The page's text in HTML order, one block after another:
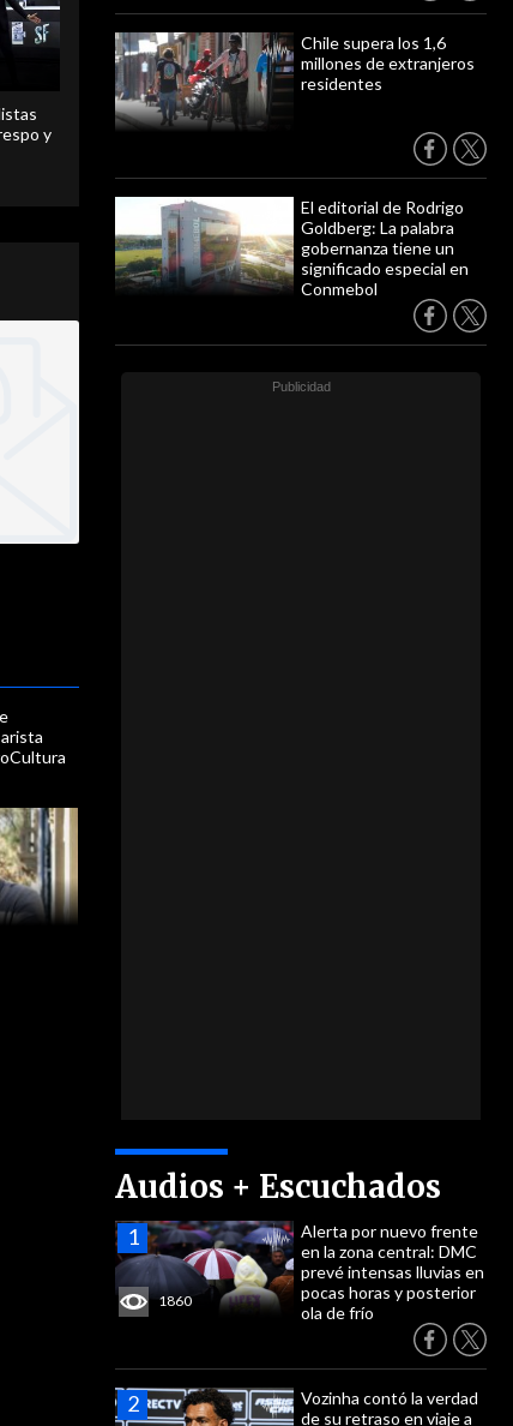
Chile supera los 1,6
millones de extranjeros
residentes
El editorial de Rodrigo
Goldberg: La palabra
gobernanza tiene un
significado especial en
Conmebol
Audios + Escuchados
1860
Alerta por nuevo frente
en la zona central: DMC
prevé intensas lluvias en
pocas horas y posterior
ola de frío
Vozinha contó la verdad
de su retraso en viaje a
y